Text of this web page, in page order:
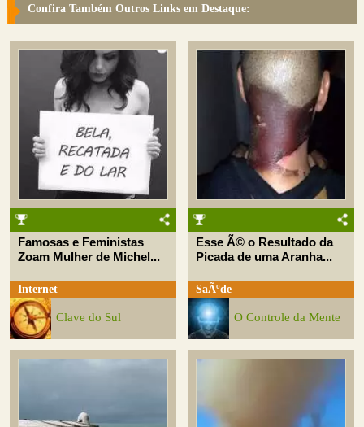
Confira Também Outros Links em Destaque:
Famosas e Feministas
Zoam Mulher de Michel...
Internet
Clave do Sul
Esse Ã© o Resultado da
Picada de uma Aranha...
SaÃºde
O Controle da Mente